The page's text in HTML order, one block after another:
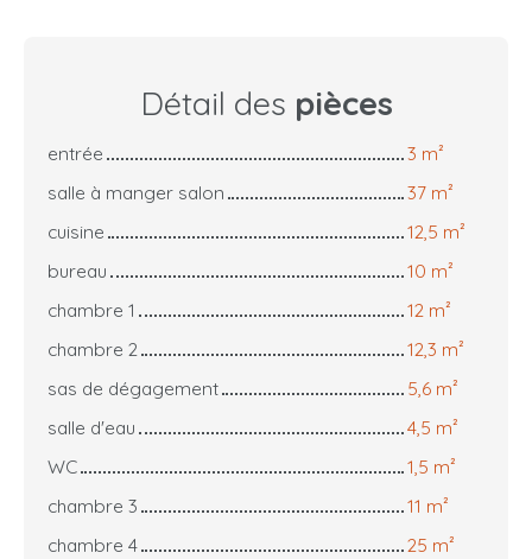
Détail des pièces
entrée
3 m²
salle à manger salon
37 m²
cuisine
12,5 m²
bureau
10 m²
chambre 1
12 m²
chambre 2
12,3 m²
sas de dégagement
5,6 m²
salle d'eau
4,5 m²
WC
1,5 m²
chambre 3
11 m²
chambre 4
25 m²